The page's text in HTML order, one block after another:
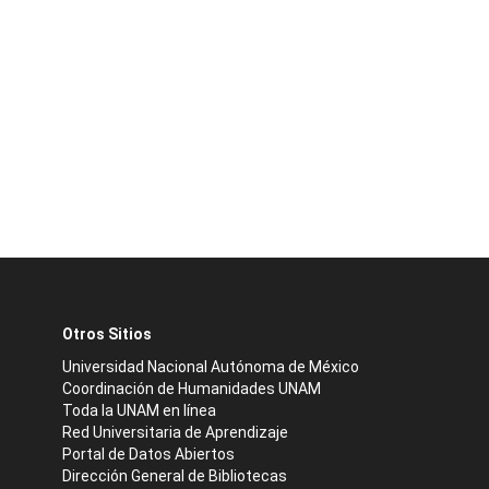
Otros Sitios
Universidad Nacional Autónoma de México
Coordinación de Humanidades UNAM
Toda la UNAM en línea
Red Universitaria de Aprendizaje
Portal de Datos Abiertos
Dirección General de Bibliotecas